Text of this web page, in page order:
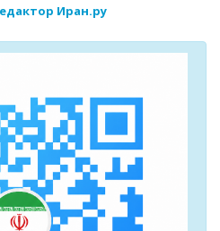
Иран.ру